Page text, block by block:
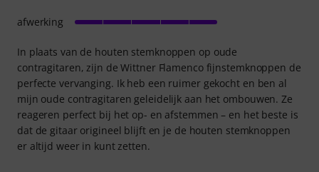
In plaats van de houten stemknoppen op oude
contragitaren, zijn de Wittner Flamenco fijnstemknoppen de
perfecte vervanging. Ik heb een ruimer gekocht en ben al
mijn oude contragitaren geleidelijk aan het ombouwen. Ze
reageren perfect bij het op- en afstemmen – en het beste is
dat de gitaar origineel blijft en je de houten stemknoppen
er altijd weer in kunt zetten.
afwerking